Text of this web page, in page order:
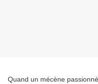
Quand un mécène